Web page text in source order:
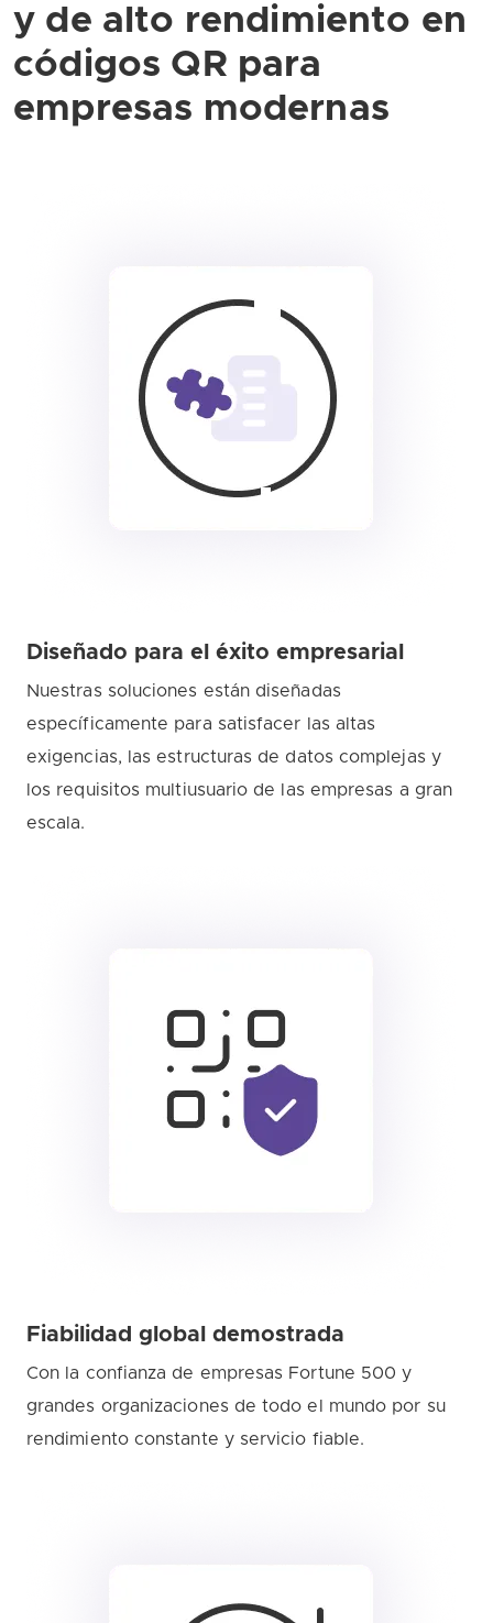
y de alto rendimiento en
códigos QR para
empresas modernas
Diseñado para el éxito empresarial
Nuestras soluciones están diseñadas
específicamente para satisfacer las altas
exigencias, las estructuras de datos complejas y
los requisitos multiusuario de las empresas a gran
escala.
Fiabilidad global demostrada
Con la confianza de empresas Fortune 500 y
grandes organizaciones de todo el mundo por su
rendimiento constante y servicio fiable.